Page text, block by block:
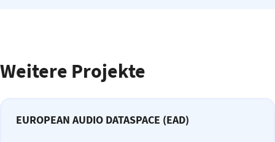
Weitere Projekte
EUROPEAN AUDIO DATASPACE (EAD)